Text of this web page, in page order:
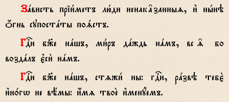
Зaвисть пріи1метъ лю1ди ненак†занныz, и3 нhнэ
џгнь супостaты поsстъ.
ГDи б9е нaшъ, ми1ръ дaждь нaмъ, вс‰ бо
воздaлъ є3си2 нaмъ.
ГDи б9е нaшъ, стzжи1 ны: гDи, рaзвэ тебє2
и3н0гw не вёмы: и4мz твоE и3менyемъ.